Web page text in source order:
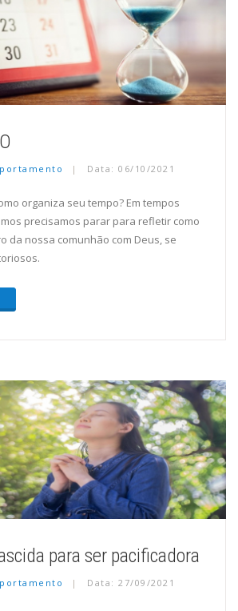
Data: 06/10/2021
organiza seu tempo? Em tempos
precisamos parar para refletir como
da nossa comunhão com Deus, se
para ser pacificadora
Data: 27/09/2021